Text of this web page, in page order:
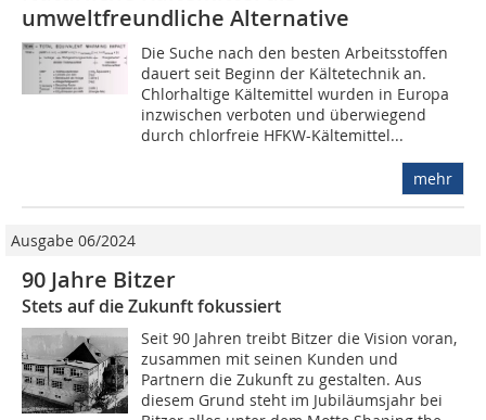
umweltfreundliche Alternative
Die Suche nach den besten Arbeitsstoffen
dauert seit Beginn der Kältetechnik an.
Chlorhaltige Kältemittel wurden in Europa
inzwischen verboten und überwiegend
durch chlorfreie HFKW-Kältemittel...
mehr
Ausgabe 06/2024
90 Jahre Bitzer
Stets auf die Zukunft fokussiert
Seit 90 Jahren treibt Bitzer die Vision voran,
zusammen mit seinen Kunden und
Partnern die Zukunft zu gestalten. Aus
diesem Grund steht im Jubiläumsjahr bei